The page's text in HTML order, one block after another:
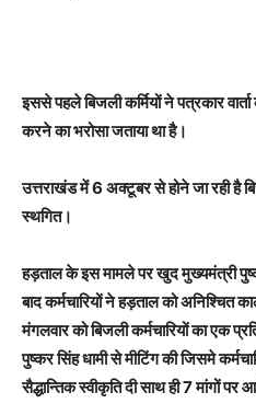
इससे पहले बिजली कर्मियों ने पत्रकार
करने का भरोसा जताया था है।
उत्तराखंड में 6 अक्टूबर से होने जा रही है
स्थगित।
हड़ताल के इस मामले पर खुद मुख्यमंत्री
बाद कर्मचारियों ने हड़ताल को
मंगलवार को बिजली कर्मचारियों का एक
पुष्कर सिंह धामी से मीटिंग की जिसमे
सैद्धान्तिक स्वीकृति दी साथ ही 7 मांगों पर